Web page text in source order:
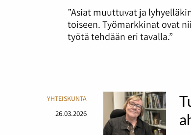
”Asiat muuttuvat ja
toiseen. Työmarkkinat ovat
työtä tehdään eri tavalla.”
YHTEISKUNTA
26.03.2026